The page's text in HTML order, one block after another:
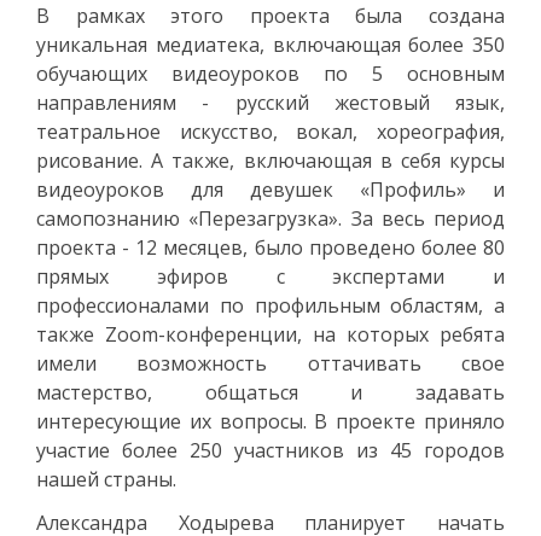
В рамках этого проекта была создана
уникальная медиатека, включающая более 350
обучающих видеоуроков по 5 основным
направлениям - русский жестовый язык,
театральное искусство, вокал, хореография,
рисование. А также, включающая в себя курсы
видеоуроков для девушек «Профиль» и
самопознанию «Перезагрузка». За весь период
проекта - 12 месяцев, было проведено более 80
прямых эфиров с экспертами и
профессионалами по профильным областям, а
также Zoom-конференции, на которых ребята
имели возможность оттачивать свое
мастерство, общаться и задавать
интересующие их вопросы. В проекте приняло
участие более 250 участников из 45 городов
нашей страны.
Александра Ходырева планирует начать